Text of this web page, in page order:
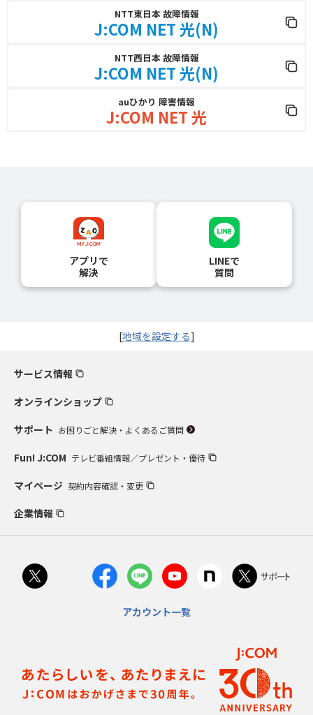
NTT東日本 故障情報
J:COM NET 光(N)
NTT西日本 故障情報
J:COM NET 光(N)
auひかり 障害情報
J:COM NET 光
アプリで
解決
LINEで
質問
[地域を設定する]
サービス情報
オンラインショップ
サポート お困りごと解決・よくあるご質問
Fun! J:COM テレビ番組情報／プレゼント・優待
マイページ 契約内容確認・変更
企業情報
アカウント一覧